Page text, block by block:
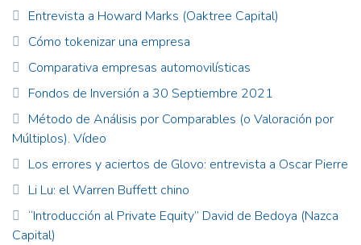
Entrevista a Howard Marks (Oaktree Capital)
Cómo tokenizar una empresa
Comparativa empresas automovilísticas
Fondos de Inversión a 30 Septiembre 2021
Método de Análisis por Comparables (o Valoración por
Múltiplos). Vídeo
Los errores y aciertos de Glovo: entrevista a Oscar Pierre
Li Lu: el Warren Buffett chino
“Introducción al Private Equity” David de Bedoya (Nazca
Capital)